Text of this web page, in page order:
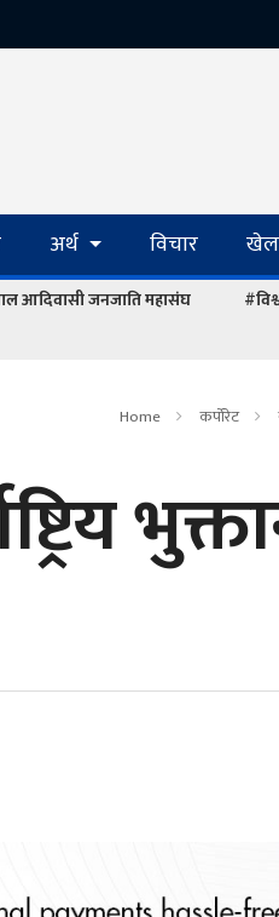
अर्थ विचार
आदिवासी जनजाति महासंघ
Home कर्पोरेट